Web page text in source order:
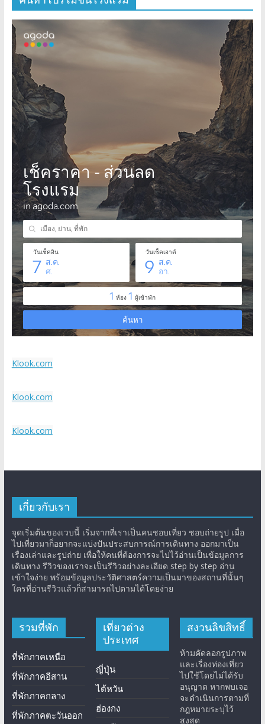
Klook.com
Klook.com
Klook.com
เกี่ยวกับเรา
จุดเริ่มต้นของเวบนี้ เริ่มจากที่เราเป็นคนชอบเที่ยว ชอบถ่ายรูป เมื่อ
ไปเที่ยวมาก็อยากจะแบ่งปันประสบการณ์การเดินทาง ออกมาเป็น
เรื่องเล่าและรูปถ่าย เพื่อให้คนที่ต้องการจะไปไว้อ่านเป็นข้อมูลการ
เดินทาง รีวิวของเราจะเป็นรีวิวอย่างละเอียด step by step อ่าน
เข้าใจง่าย พร้อมข้อมูลประวัติศาสตร์ความเป็นมาของสถานที่นั้นๆ
ใครที่อ่านรีวิวแล้วก็สามารถไปตามได้โดยง่าย
รวมที่พัก
ที่พักภาคเหนือ
ที่พักภาคอีสาน
ที่พักภาคกลาง
ที่พักภาคตะวันออก
เที่ยวต่าง
ประเทศ
ญี่ปุ่น
ไต้หวัน
ฮ่องกง
สงวนลิขสิทธิ์
ห้ามคัดลอกรูปภาพ
และเรื่องท่องเที่ยว
ไปใช้โดยไม่ได้รับ
อนุญาต หากพบเจอ
จะดำเนินการตามที่
กฎหมายระบุไว้
สูงสุด